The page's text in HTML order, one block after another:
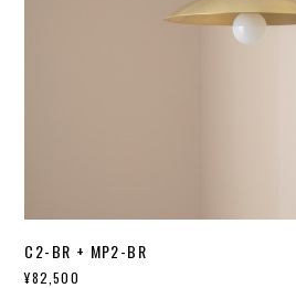
C2-BR + MP2-BR
¥82,500